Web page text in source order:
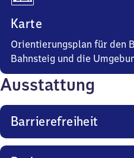
Karte
Orientierungsplan für den
Bahnsteig und die
Ausstattung
Barrierefreiheit